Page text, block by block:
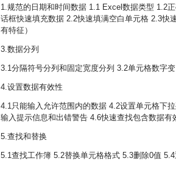
1.规范的日期和时间数据 1.1 Excel数据类型 1.2
话框快速填充数据 2.2快速填满空白单元格 2.3快
有特征）
3.数据分列
3.1分隔符号分列和固定宽度分列 3.2单元格数字
4.设置数据有效性
4.1只能输入允许范围内的数据 4.2设置单元格下
输入提示信息和出错警告 4.6快速查找包含数据有
5.查找和替换
5.1查找工作簿 5.2替换单元格格式 5.3删除0值